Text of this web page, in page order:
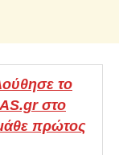
το
στο
πρώτος